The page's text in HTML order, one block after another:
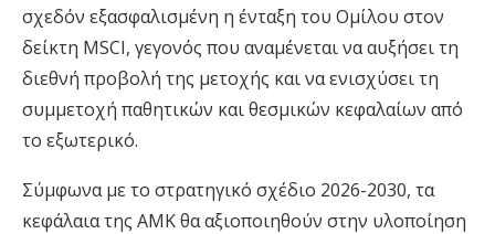
σχεδόν εξασφαλισμένη η ένταξη του Ομίλου στον
δείκτη MSCI, γεγονός που αναμένεται να αυξήσει τη
διεθνή προβολή της μετοχής και να ενισχύσει τη
συμμετοχή παθητικών και θεσμικών κεφαλαίων από
το εξωτερικό.
Σύμφωνα με το στρατηγικό σχέδιο 2026-2030, τα
κεφάλαια της ΑΜΚ θα αξιοποιηθούν στην υλοποίηση